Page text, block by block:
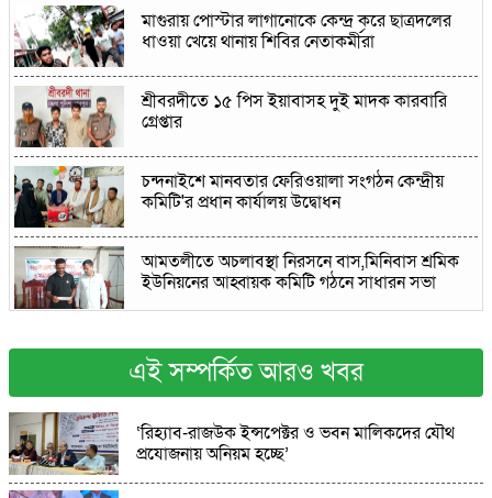
মাগুরায় পোস্টার লাগানোকে কেন্দ্র করে ছাত্রদলের
ধাওয়া খেয়ে থানায় শিবির নেতাকর্মীরা
শ্রীবরদীতে ১৫ পিস ইয়াবাসহ দুই মাদক কারবারি
গ্রেপ্তার
চন্দনাইশে মানবতার ফেরিওয়ালা সংগঠন কেন্দ্রীয়
কমিটি'র প্রধান কার্যালয় উদ্বোধন
আমতলীতে অচলাবস্থা নিরসনে বাস,মিনিবাস শ্রমিক
ইউনিয়নের আহ্বায়ক কমিটি গঠনে সাধারন সভা
শহীদুল ইসলাম শহীদের নির্বাচনীর সালাম ও সমর্থন
প্রত্যাশী
গজারিয়ায় ১৩ বছরের কিশোরীকে ধর্ষণের
অভিযোগ,পরিবারের দাবি ৬ মাসের অন্তঃসত্ত্ব
এই সম্পর্কিত আরও খবর
‘রিহ্যাব-রাজউক ইন্সপেক্টর ও ভবন মালিকদের যৌথ
প্রযোজনায় অনিয়ম হচ্ছে’